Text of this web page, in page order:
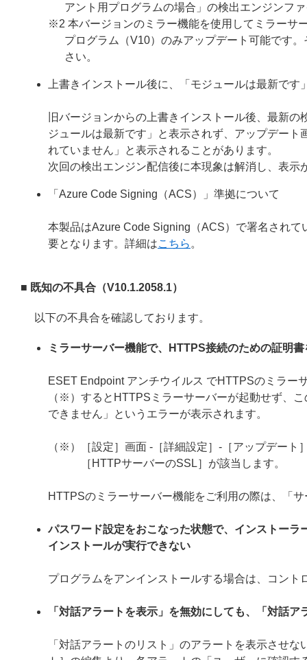
アント用プログラムの場合」の検出エンジンフ
※2 本バージョンのミラー機能を使用してミラーサ
プログラム（V10）のみアップデート可能です
さい。
上書きインストール後に、「モジュールは最新です
旧バージョンからの上書きインストール後、最新
ジュールは最新です」と表示されず、アップデー
れていません」と表示されることがあります。
次回の検出エンジン配信後に本現象は解消し、表示
「Azure Code Signing（ACS）」準拠について
本製品はAzure Code Signing（ACS）で署名され
要となります。詳細はこちら 。
■ 既知の不具合（V10.1.2058.1）
以下の不具合を確認しております。
ミラーサーバー機能で、HTTPS接続のための証明
ESET Endpoint アンチウイルス でHTTPSのミラー
（※）するとHTTPSミラーサーバーが起動せず、
できません」というエラーが表示されます。
（※）［設定］画面 -［詳細設定］-［アップデー
［HTTPサーバーのSSL］が該当します。
HTTPSのミラーサーバー機能をご利用の際は、「
パスワード設定をおこなった状態で、インストー
インストールが実行できない
プログラムをアンインストールする場合は、コン
「対話アラートを表示」を無効にしても、「対話
「対話アラートのリスト」のアラートを表示させ